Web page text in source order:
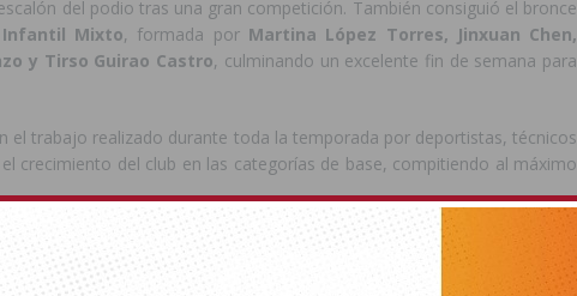
del podio tras una gran competición. También consiguió el bronce
Infantil Mixto, formada por Martina López Torres, Jinxuan Chen,
y Tirso Guirao Castro, culminando un excelente fin de semana para
el trabajo realizado durante toda la temporada por deportistas, técnicos
crecimiento del club en las categorías de base, compitiendo al máximo